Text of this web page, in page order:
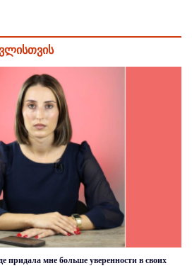
придала мне больше уверенности в своих